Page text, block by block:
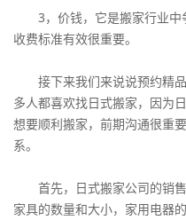
3，价钱，它是搬家行业中
收费标准有效很重要。
接下来我们来说说预约精品
多人都喜欢找日式搬家，因为
想要顺利搬家，前期沟通很重
系。
首先，日式搬家公司的销售
家具的数量和大小，家用电器